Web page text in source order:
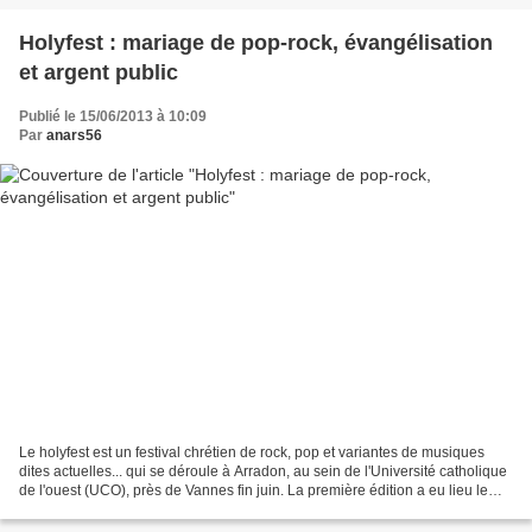
Holyfest : mariage de pop-rock, évangélisation
et argent public
Publié le 15/06/2013 à 10:09
Par anars56
Le holyfest est un festival chrétien de rock, pop et variantes de musiques
dites actuelles... qui se déroule à Arradon, au sein de l'Université catholique
de l'ouest (UCO), près de Vannes fin juin. La première édition a eu lieu le